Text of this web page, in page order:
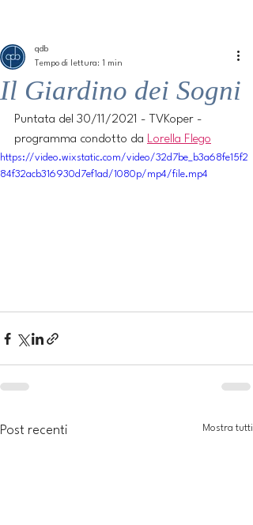
Il Giardino dei Sogni
qdb
Tempo di lettura: 1 min
Puntata del 30/11/2021 - TVKoper -
programma condotto da Lorella Flego
https://video.wixstatic.com/video/32d7be_b3a68fe15f2
84f32acb316930d7ef1ad/1080p/mp4/file.mp4
Post recenti Mostra tutti